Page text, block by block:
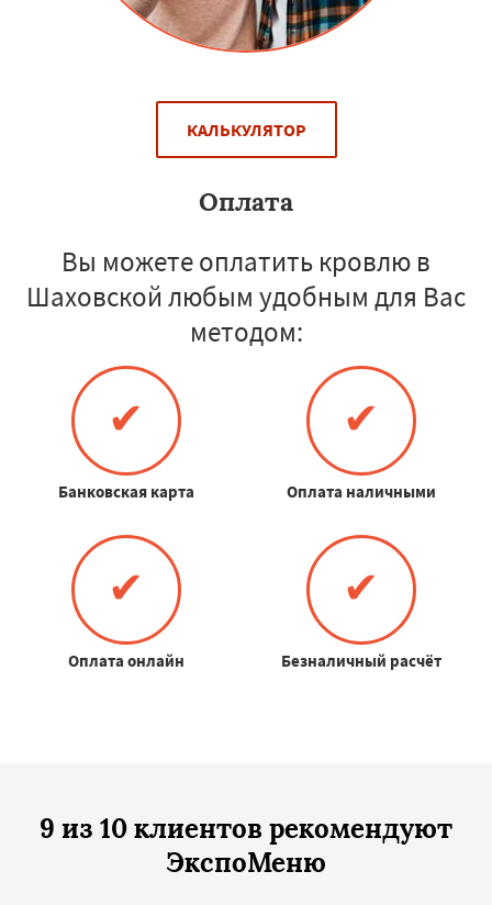
КАЛЬКУЛЯТОР
Оплата
Вы можете оплатить кровлю в
Шаховской любым удобным для Вас
методом:
✔
Банковская карта
✔
Оплата наличными
✔
Оплата онлайн
✔
Безналичный расчёт
9 из 10 клиентов рекомендуют
ЭкспоМеню